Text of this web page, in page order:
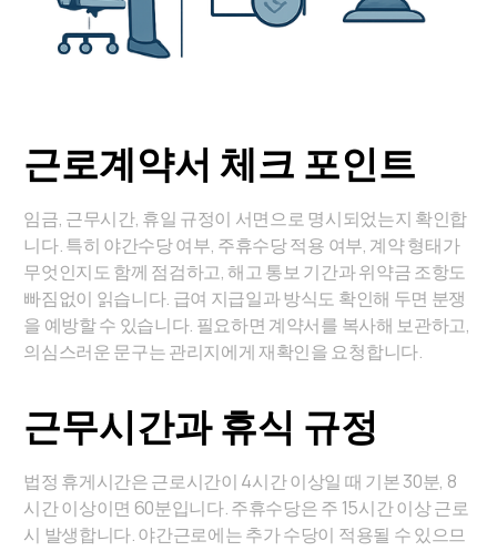
근로계약서 체크 포인트
임금, 근무시간, 휴일 규정이 서면으로 명시되었는지 확인합
니다. 특히 야간수당 여부, 주휴수당 적용 여부, 계약 형태가
무엇인지도 함께 점검하고, 해고 통보 기간과 위약금 조항도
빠짐없이 읽습니다. 급여 지급일과 방식도 확인해 두면 분쟁
을 예방할 수 있습니다. 필요하면 계약서를 복사해 보관하고,
의심스러운 문구는 관리지에게 재확인을 요청합니다.
근무시간과 휴식 규정
법정 휴게시간은 근로시간이 4시간 이상일 때 기본 30분, 8
시간 이상이면 60분입니다. 주휴수당은 주 15시간 이상 근로
시 발생합니다. 야간근로에는 추가 수당이 적용될 수 있으므